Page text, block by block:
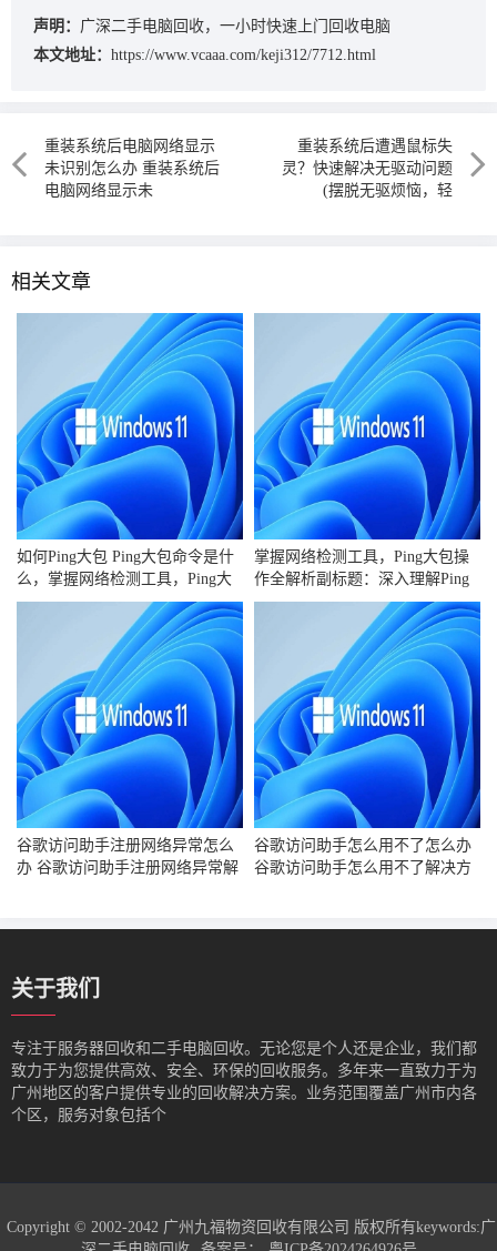
声明： 广深二手电脑回收，一小时快速上门回收电脑
本文地址： https://www.vcaaa.com/keji312/7712.html
重装系统后电脑网络显示
未识别怎么办 重装系统后
电脑网络显示未
重装系统后遭遇鼠标失
灵？快速解决无驱动问题
(摆脱无驱烦恼，轻
相关文章
如何Ping大包 Ping大包命令是什
么，掌握网络检测工具，Ping大
包操作全解
掌握网络检测工具，Ping大包操
作全解析副标题：深入理解Ping
命令及其大包使用
谷歌访问助手注册网络异常怎么
办 谷歌访问助手注册网络异常解
谷歌访问助手怎么用不了怎么办
谷歌访问助手怎么用不了解决方
关于我们
专注于服务器回收和二手电脑回收。无论您是个人还是企业，我们都
致力于为您提供高效、安全、环保的回收服务。多年来一直致力于为
广州地区的客户提供专业的回收解决方案。业务范围覆盖广州市内各
个区，服务对象包括个
Copyright © 2002-2042 广州九福物资回收有限公司 版权所有keywords:广